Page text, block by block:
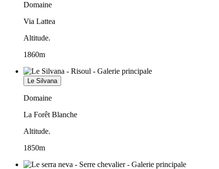
Domaine
Via Lattea
Altitude.
1860m
Le Silvana
Domaine
La Forêt Blanche
Altitude.
1850m